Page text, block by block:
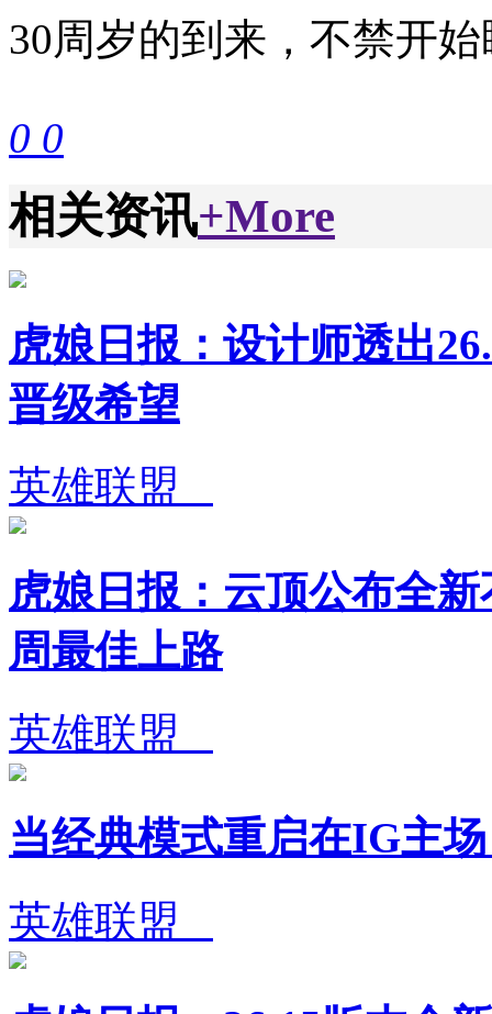
30周岁的到来，不禁开
0 0
相关资讯+More
虎娘日报：设计师透出
晋级希望
英雄联盟
虎娘日报：云顶公布全
周最佳上路
英雄联盟
当经典模式重启在IG主
英雄联盟